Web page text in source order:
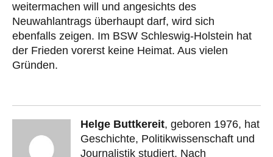
weitermachen will und angesichts des
Neuwahlantrags überhaupt darf, wird sich
ebenfalls zeigen. Im BSW Schleswig-Holstein hat
der Frieden vorerst keine Heimat. Aus vielen
Gründen.
Helge Buttkereit, geboren 1976, hat
Geschichte, Politikwissenschaft und
Journalistik studiert. Nach